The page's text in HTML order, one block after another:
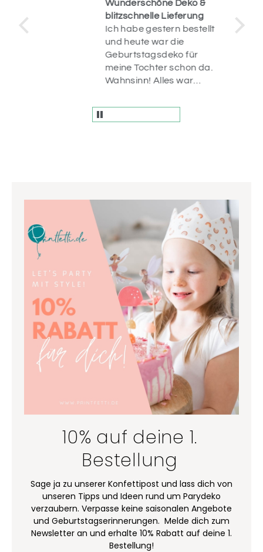
Wunderschöne Deko &
blitzschnelle Lieferung
Ich habe gestern bestellt
und heute war die
Geburtstagsdeko für
meine Tochter schon da.
Wahnsinn! Alles war
die Artikel sind einfach
10% auf deine 1.
Bestellung
Sage ja zu unserer Konfettipost und lass dich von
unseren Tipps und Ideen rund um Parydeko
verzaubern. Verpasse keine saisonalen Angebote
und Geburtstagserinnerungen. Melde dich zum
Newsletter an und erhalte 10% Rabatt auf deine 1.
Bestellung!